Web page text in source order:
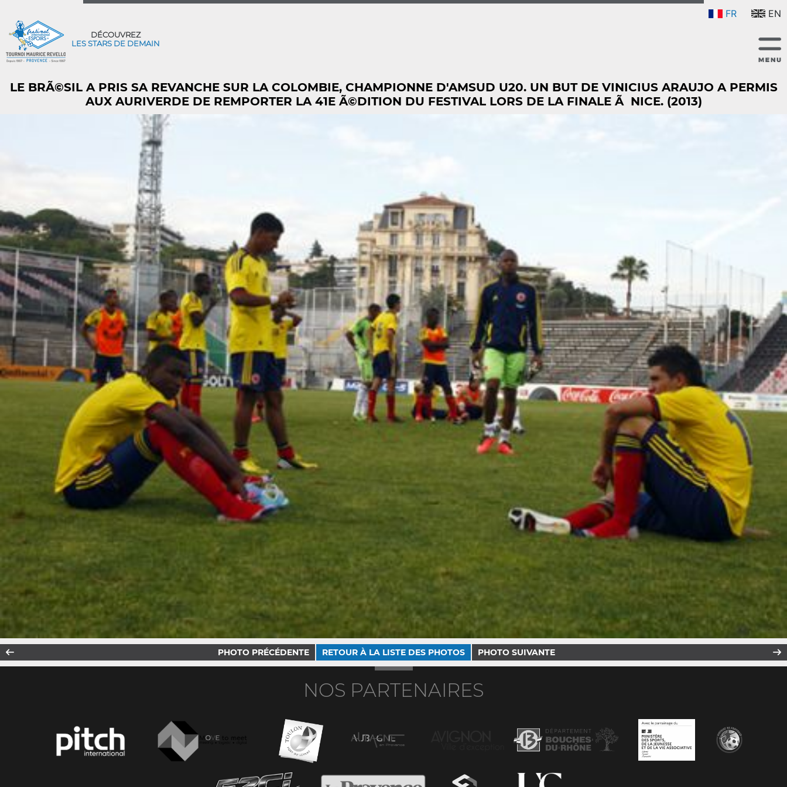
FR EN
DÉCOUVREZ
LES STARS DE DEMAIN
LE BRÃ©SIL A PRIS SA REVANCHE SUR LA COLOMBIE, CHAMPIONNE D'AMSUD U20. UN BUT DE VINICIUS ARAUJO A PERMIS
AUX AURIVERDE DE REMPORTER LA 41E Ã©DITION DU FESTIVAL LORS DE LA FINALE Ã NICE. (2013)
PHOTO PRÉCÉDENTE RETOUR À LA LISTE DES PHOTOS PHOTO SUIVANTE
NOS PARTENAIRES